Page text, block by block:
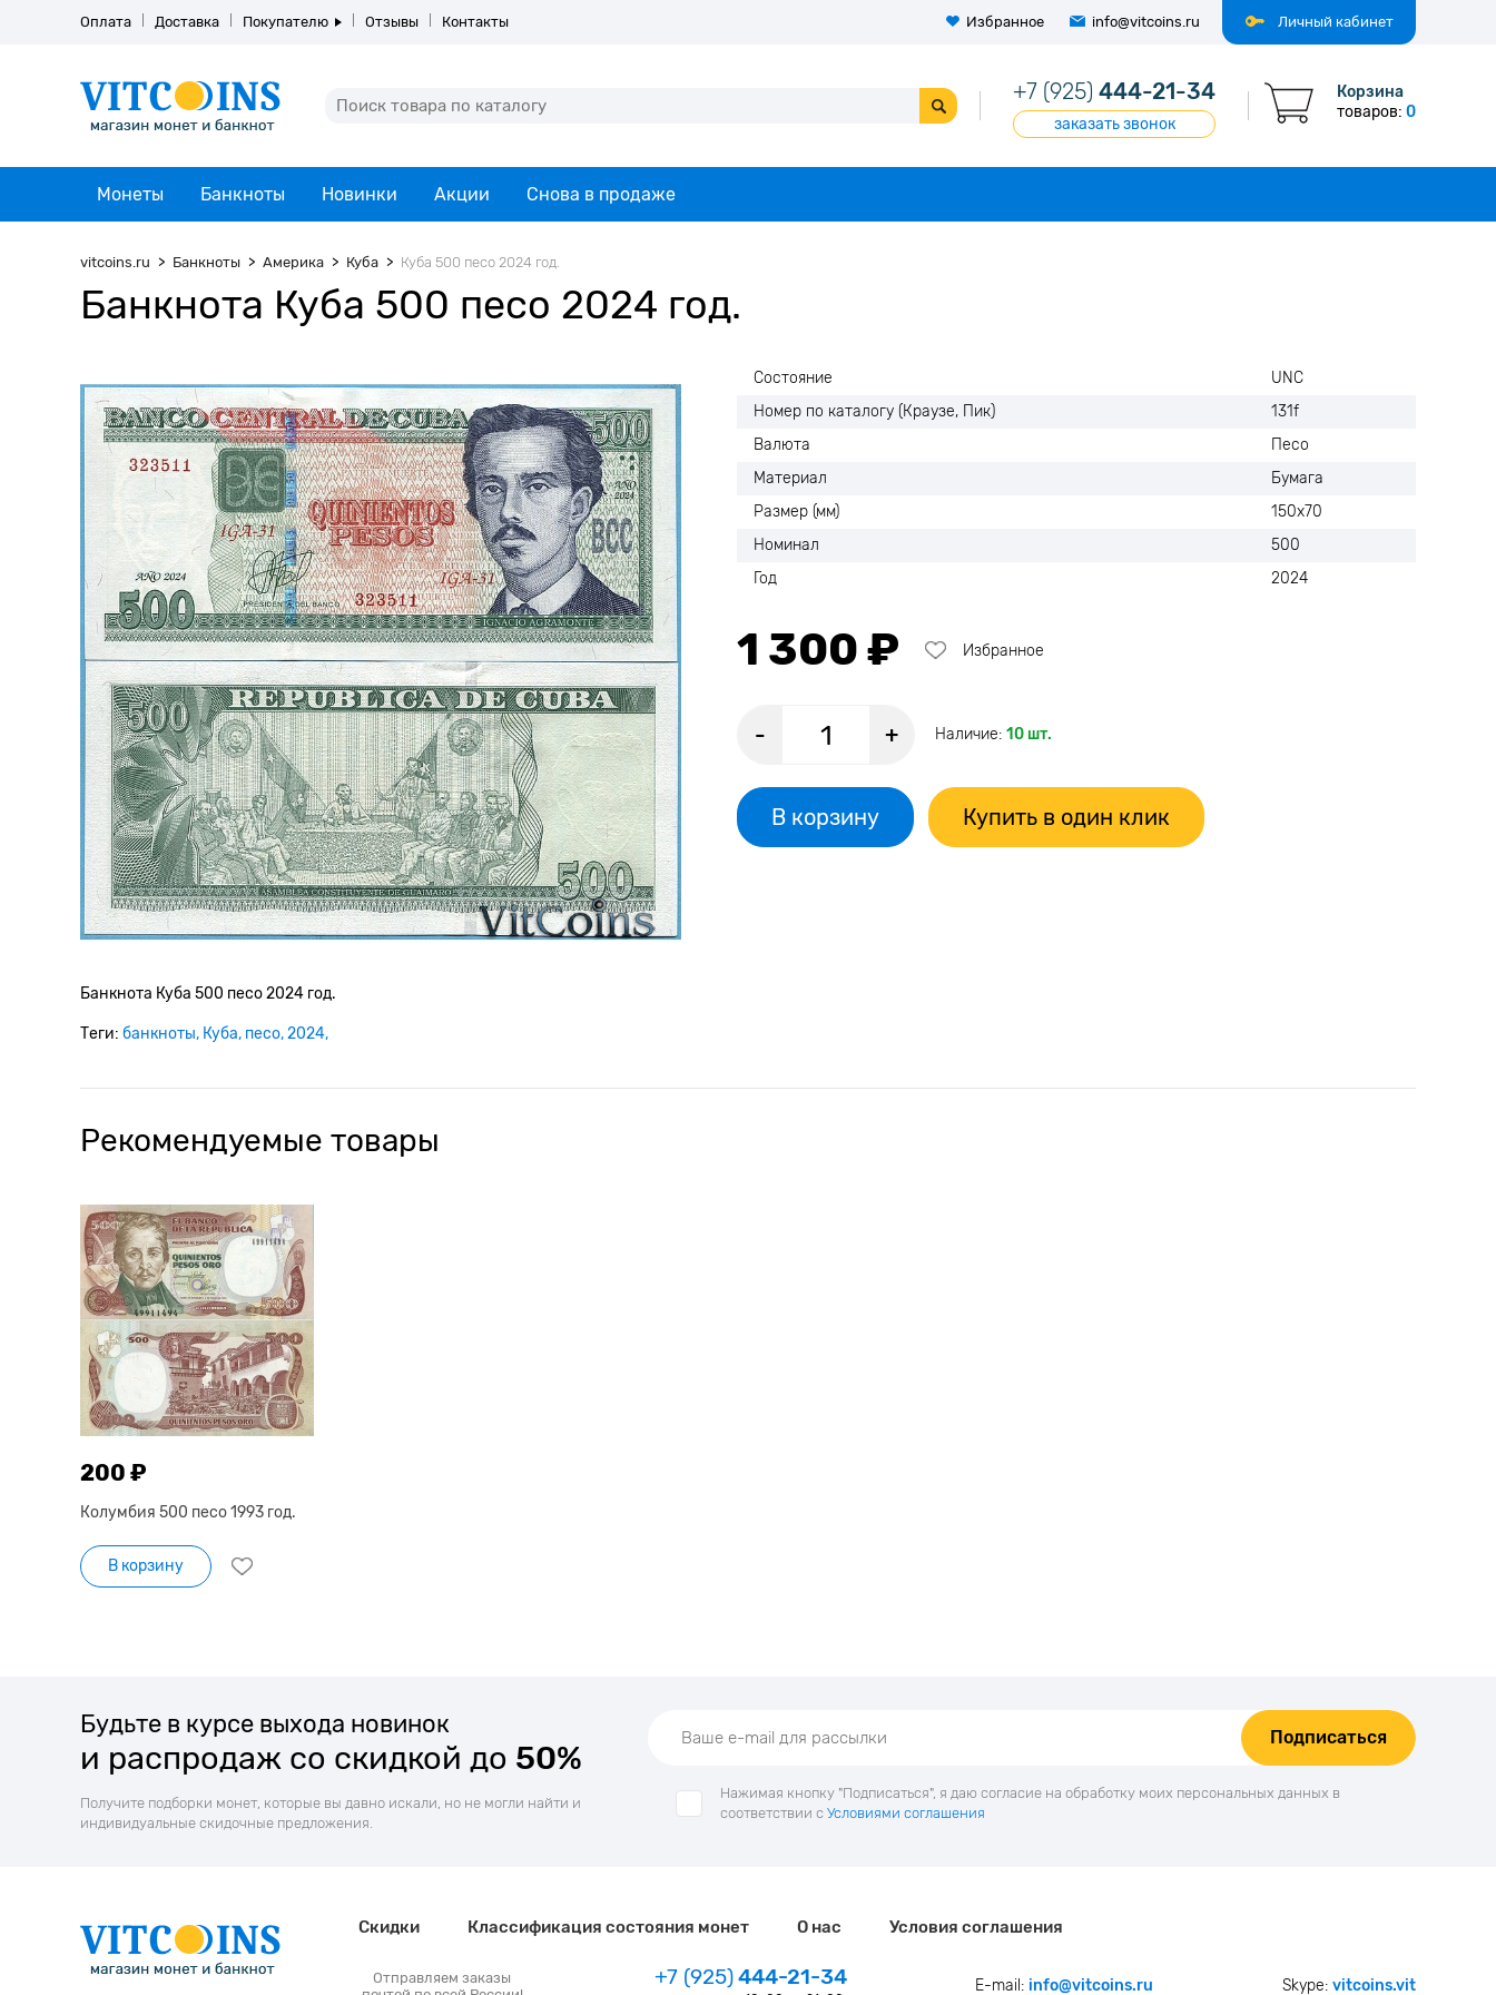
Личный кабинет
Оплата Доставка Покупателю Отзывы Контакты Избранное info@vitcoins.ru
+7 (925) 444-21-34
заказать звонок
Корзина
товаров: 0
Монеты Банкноты Новинки Акции Снова в продаже
vitcoins.ru Банкноты Америка Куба Куба 500 песо 2024 год.
Банкнота Куба 500 песо 2024 год.
Состояние
UNC
Номер по каталогу (Краузе, Пик)
131f
Валюта
Песо
Материал
Бумага
Размер (мм)
150х70
Номинал
500
Год
2024
1 300 ₽ Избранное
- + Наличие: 10 шт.
В корзину Купить в один клик
Банкнота Куба 500 песо 2024 год.
Теги: банкноты Куба песо 2024
Рекомендуемые товары
200 ₽
Колумбия 500 песо 1993 год.
В корзину
Будьте в курсе выхода новинок
и распродаж со скидкой до 50%
Получите подборки монет, которые вы давно искали, но не могли найти и
индивидуальные скидочные предложения.
Подписаться
Нажимая кнопку "Подписаться", я даю согласие на обработку моих персональных данных в
соответствии с Условиями соглашения
Скидки Классификация состояния монет О нас Условия соглашения
Отправляем заказы
+7 (925)444-21-34 E-mail:info@vitcoins.ru Skype: vitcoins.vit